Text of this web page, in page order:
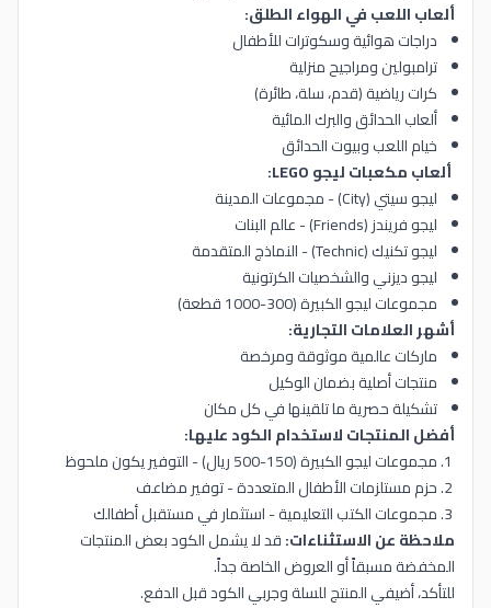
ألعاب اللعب في الهواء الطلق:
دراجات هوائية وسكوترات للأطفال
ترامبولين ومراجيح منزلية
كرات رياضية (قدم، سلة، طائرة)
ألعاب الحدائق والبرك المائية
خيام اللعب وبيوت الحدائق
ألعاب مكعبات ليجو LEGO:
ليجو سيتي (City) - مجموعات المدينة
ليجو فريندز (Friends) - عالم البنات
ليجو تكنيك (Technic) - النماذج المتقدمة
ليجو ديزني والشخصيات الكرتونية
مجموعات ليجو الكبيرة (300-1000 قطعة)
أشهر العلامات التجارية:
ماركات عالمية موثوقة ومرخصة
منتجات أصلية بضمان الوكيل
تشكيلة حصرية ما تلقينها في كل مكان
أفضل المنتجات لاستخدام الكود عليها:
مجموعات ليجو الكبيرة (150-500 ريال) - التوفير يكون ملحوظ
حزم مستلزمات الأطفال المتعددة - توفير مضاعف
مجموعات الكتب التعليمية - استثمار في مستقبل أطفالك
ملاحظة عن الاستثناءات:قد لا يشمل الكود بعض المنتجات
المخفضة مسبقاً أو العروض الخاصة جداً.
للتأكد، أضيفي المنتج للسلة وجربي الكود قبل الدفع.